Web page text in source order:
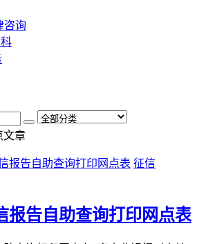
咨询
文章
征信
报告自助查询打印网点表